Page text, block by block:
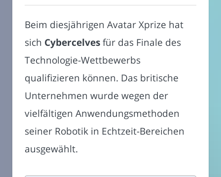
Beim diesjährigen Avatar Xprize hat
sich Cybercelvesfür das Finale des
Technologie-Wettbewerbs
qualifizieren können. Das britische
Unternehmen wurde wegen der
vielfältigen Anwendungsmethoden
seiner Robotik in Echtzeit-Bereichen
ausgewählt.